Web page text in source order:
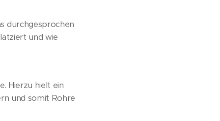
durchgesprochen
und wie
Hierzu hielt ein
und somit Rohre